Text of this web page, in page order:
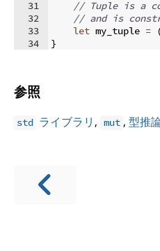
31
32
33
34
// Tuple is a
// and is
let my_tuple =
}
参照
std ライブラリ, mut , 型推